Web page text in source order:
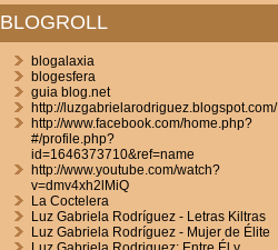
BLOGROLL
blogalaxia
blogesfera
guia blog.net
http://luzgabrielarodriguez.blogspot.com/
http://www.facebook.com/home.php?
#/profile.php?
id=1646373710&ref=name
http://www.youtube.com/watch?
v=dmv4xh2lMiQ
La Coctelera
Luz Gabriela Rodríguez - Letras Kiltras
Luz Gabriela Rodríguez - Mujer de Élite